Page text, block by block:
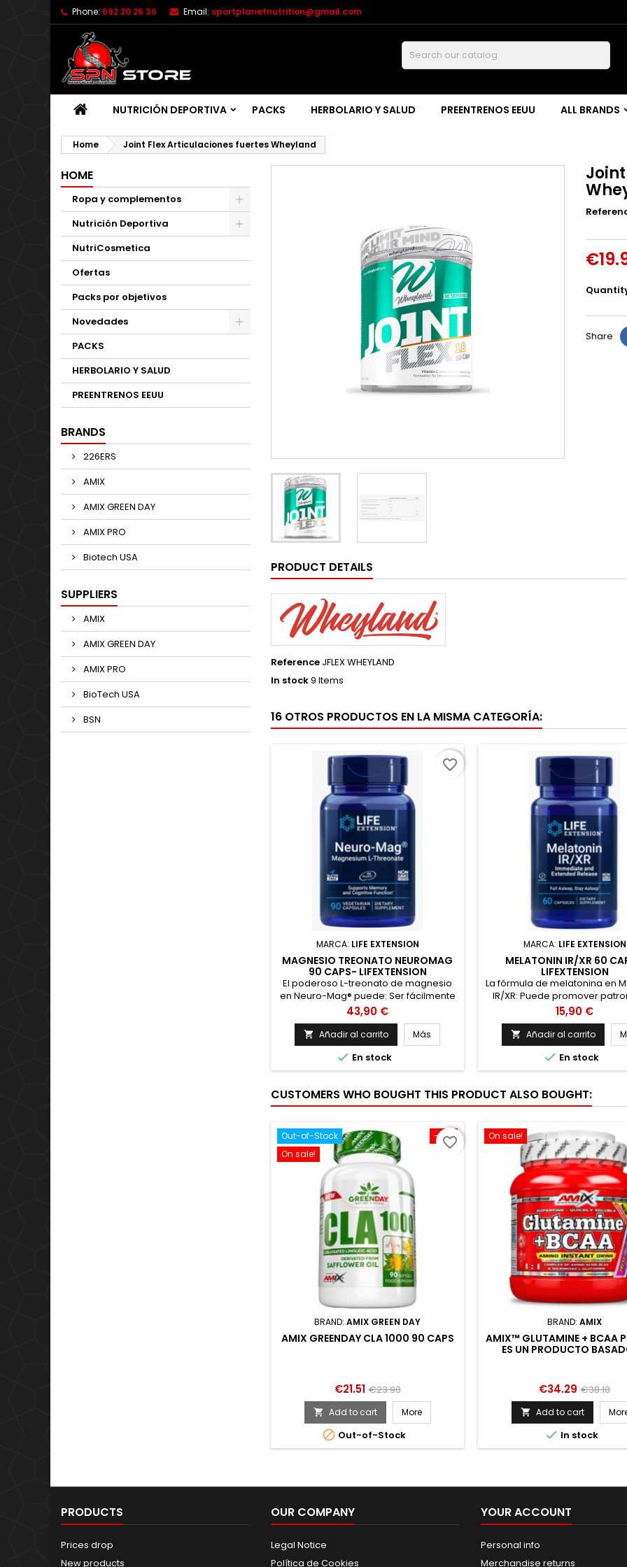
Phone: 692 20 26 36 Email: sportplanetnutrition@gmail.com
Buscar
NUTRICIÓN DEPORTIVA PACKS HERBOLARIO Y SALUD PREENTRENOS EEUU ALL BRANDS
Home Joint Flex Articulaciones fuertes Wheyland
HOME
Ropa y complementos
Nutrición Deportiva
NutriCosmetica
Ofertas
Packs por objetivos
Novedades
PACKS
HERBOLARIO Y SALUD
PREENTRENOS EEUU
BRANDS
226ERS
AMIX
AMIX GREEN DAY
AMIX PRO
Biotech USA
SUPPLIERS
AMIX
AMIX GREEN DAY
AMIX PRO
BioTech USA
BSN
Share
PRODUCT DETAILS
Reference JFLEX WHEYLAND
In stock9 Items
16 OTROS PRODUCTOS EN LA MISMA CATEGORÍA:
MARCA: LIFE EXTENSION
MAGNESIO TREONATO NEUROMAG
90 CAPS- LIFEXTENSION
El poderoso L-treonato de magnesio
en Neuro-Mag® puede: Ser fácilmente
absorbido por el cerebro para un
funcionamiento saludable Promover la
memoria de trabajo(a corto plazo)
Favorecer una velocidad de
recuperación saludable Fomentar la
salud cognitiva general Ofrecer una
gluten El magnesio es un mineral
esencial...
Precio
43,90 €
 Añadir al carrito Más
 En stock
favorite_border
MARCA: LIFE EXTENSION
MELATONIN IR/XR 60
LIFEXTENSION
La fórmula de melatonina en
IR/XR: Puede promover
sueño saludables e
Está formulado para
aproximadamente siete
soporte Combina formas de
inmediata y prolongada
MicroActive® Melatonina
melatonina es una hormona
naturalmente en el...
Precio
15,90 €
 Añadir al carrito
 En stock
CUSTOMERS WHO BOUGHT THIS PRODUCT ALSO BOUGHT:
-10%
Out-of-Stock
On sale!
BRAND: AMIX GREEN DAY
AMIX GREENDAY CLA 1000 90 CAPS
Price
€21.51 Regular
price
€23.90
 Add to cart More
 Out-of-Stock
favorite_border On sale!
BRAND: AMIX
AMIX™ GLUTAMINE + BCAA
ES UN PRODUCTO
2:1:1, JUNTO A LA MI
Price
€34.29 Regular
price
€38.10
 Add to cart
 In stock
PRODUCTS
Prices drop
New products
OUR COMPANY
Legal Notice
Política de Cookies
YOUR ACCOUNT
Personal info
Merchandise returns